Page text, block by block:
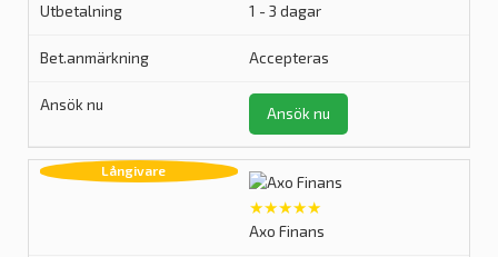
1 - 3 dagar
Accepteras
Ansök nu
★★★★★
Axo Finans